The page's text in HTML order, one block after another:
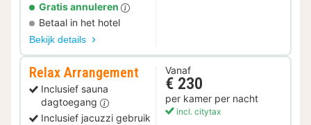
Gratis annuleren
Betaal in het hotel
Bekijk details
Relax Arrangement
Inclusief sauna
dagtoegang
Inclusief jacuzzi gebruik
Vanaf
€ 230
per kamer per nacht
incl. citytax